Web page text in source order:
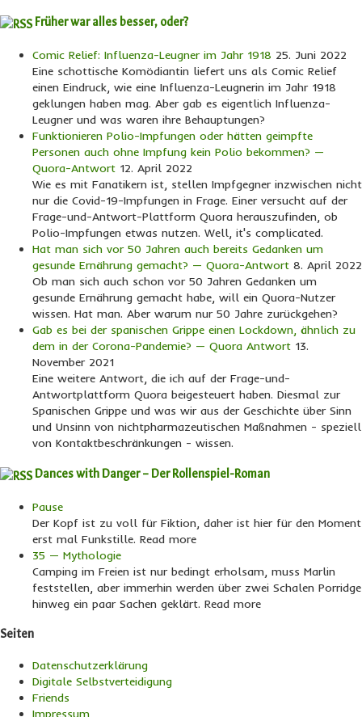
Früher war alles besser, oder?
Comic Relief: Influenza-Leugner im Jahr 1918 25. Juni 2022
Eine schottische Komödiantin liefert uns als Comic Relief
einen Eindruck, wie eine Influenza-Leugnerin im Jahr 1918
geklungen haben mag. Aber gab es eigentlich Influenza-
Leugner und was waren ihre Behauptungen?
Funktionieren Polio-Impfungen oder hätten geimpfte
Personen auch ohne Impfung kein Polio bekommen? —
Quora-Antwort 12. April 2022
Wie es mit Fanatikern ist, stellen Impfgegner inzwischen nicht
nur die Covid-19-Impfungen in Frage. Einer versucht auf der
Frage-und-Antwort-Plattform Quora herauszufinden, ob
Polio-Impfungen etwas nutzen. Well, it's complicated.
Hat man sich vor 50 Jahren auch bereits Gedanken um
gesunde Ernährung gemacht? — Quora-Antwort 8. April 2022
Ob man sich auch schon vor 50 Jahren Gedanken um
gesunde Ernährung gemacht habe, will ein Quora-Nutzer
wissen. Hat man. Aber warum nur 50 Jahre zurückgehen?
Gab es bei der spanischen Grippe einen Lockdown, ähnlich zu
dem in der Corona-Pandemie? — Quora Antwort 13.
November 2021
Eine weitere Antwort, die ich auf der Frage-und-
Antwortplattform Quora beigesteuert haben. Diesmal zur
Spanischen Grippe und was wir aus der Geschichte über Sinn
und Unsinn von nichtpharmazeutischen Maßnahmen - speziell
von Kontaktbeschränkungen - wissen.
Dances with Danger – Der Rollenspiel-Roman
Pause
Der Kopf ist zu voll für Fiktion, daher ist hier für den Moment
erst mal Funkstille. Read more
35 — Mythologie
Camping im Freien ist nur bedingt erholsam, muss Marlin
feststellen, aber immerhin werden über zwei Schalen Porridge
hinweg ein paar Sachen geklärt. Read more
Seiten
Datenschutzerklärung
Digitale Selbstverteidigung
Friends
Impressum